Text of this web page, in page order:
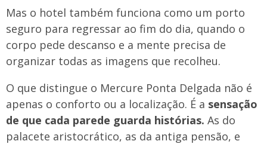
Mas o hotel também funciona como um porto
seguro para regressar ao fim do dia, quando o
corpo pede descanso e a mente precisa de
organizar todas as imagens que recolheu.
O que distingue o Mercure Ponta Delgada não é
apenas o conforto ou a localização. É a sensação
de que cada parede guarda histórias. As do
palacete aristocrático, as da antiga pensão, e